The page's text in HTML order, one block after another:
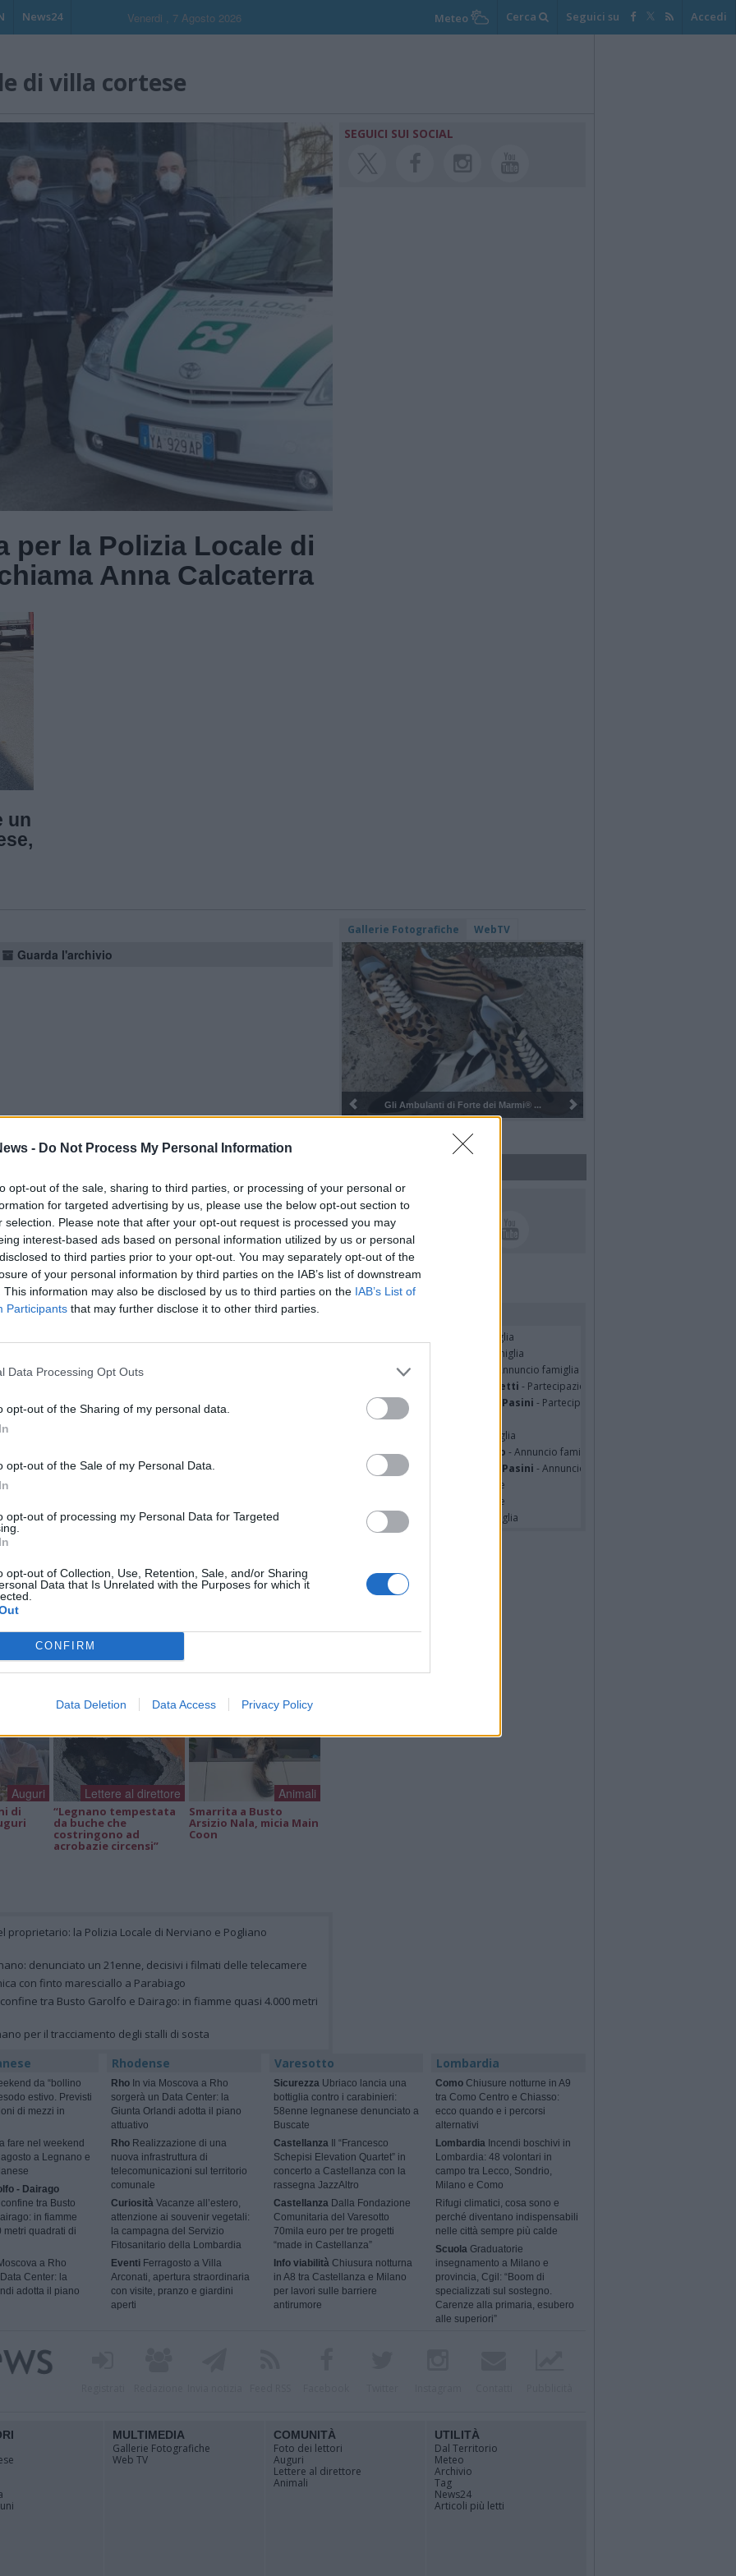
- Do Not Process My Personal Information
opt-out of the sale, sharing to third parties, or processing of your personal or
for targeted advertising by us, please use the below opt-out section to
selection. Please note that after your opt-out request is processed you may
interest-based ads based on personal information utilized by us or personal
to third parties prior to your opt-out. You may separately opt-out of the
of your personal information by third parties on the IAB’s list of downstream
This information may also be disclosed by us to third parties on the IAB’s List of
Participants that may further disclose it to other third parties.
Data Processing Opt Outs
opt-out of the Sharing of my personal data.
opt-out of the Sale of my Personal Data.
opt-out of processing my Personal Data for Targeted
opt-out of Collection, Use, Retention, Sale, and/or Sharing
Data that Is Unrelated with the Purposes for which it
CONFIRM
Data Deletion Data Access Privacy Policy
News24 Venerdi , 7 Agosto 2026 Meteo Cerca Seguici su Accedi
di villa cortese
per la Polizia Locale di
Anna Calcaterra
SEGUICI SUI SOCIAL
un
Guarda l'archivio
Gallerie Fotografiche WebTV
Pulizia del bosco del Rugareto a ...
non va in ferie: ogni
per te
propone un appuntamento diverso ogni sera, tra
laboratori creativi, sfide musicali e burraco
Auguri
di
Lettere al direttore
“Legnano tempestata
da buche che
costringono ad
acrobazie circensi”
Animali
Smarrita a Busto
Arsizio Nala, micia Main
Coon
proprietario: la Polizia Locale di Nerviano e Pogliano
denunciato un 21enne, decisivi i filmati delle telecamere
con finto maresciallo a Parabiago
tra Busto Garolfo e Dairago: in fiamme quasi 4.000 metri
per il tracciamento degli stalli di sosta
SEGUICI SUI SOCIAL
- Annuncio famiglia
- Annuncio famiglia
Ginette Pedotti ved. Urbini
- Annuncio famiglia
Gianfranco Schieroni Giacometti - Partecipazione
Clementina Martinenghi ved. Pasini - Partecipazione
Marian Jasik
- Annuncio famiglia
Teresa Squicciarini ved. Greco - Annuncio famiglia
Clementina Martinenghi ved. Pasini - Annuncio famiglia
- Partecipazione
- Partecipazione
Anthony Napoli
- Annuncio famiglia
da “bollino
estivo. Previsti
di mezzi in
fare nel weekend
a Legnano e
- Dairago
tra Busto
in fiamme
metri quadrati di
a Rho
Center: la
adotta il piano
Rhodense
Rho In via Moscova a Rho
sorgerà un Data Center: la
Giunta Orlandi adotta il piano
attuativo
Rho Realizzazione di una
nuova infrastruttura di
telecomunicazioni sul territorio
comunale
Curiosità Vacanze all’estero,
attenzione ai souvenir vegetali:
la campagna del Servizio
Fitosanitario della Lombardia
Eventi Ferragosto a Villa
Arconati, apertura straordinaria
con visite, pranzo e giardini
aperti
Varesotto
SicurezzaUbriaco lancia una
bottiglia contro i carabinieri:
58enne legnanese denunciato a
Buscate
CastellanzaIl “Francesco
Schepisi Elevation Quartet” in
concerto a Castellanza con la
rassegna JazzAltro
CastellanzaDalla Fondazione
Comunitaria del Varesotto
70mila euro per tre progetti
“made in Castellanza”
Info viabilitàChiusura notturna
in A8 tra Castellanza e Milano
per lavori sulle barriere
antirumore
Lombardia
Como Chiusure notturne in A9
tra Como Centro e Chiasso:
ecco quando e i percorsi
alternativi
Lombardia Incendi boschivi in
Lombardia: 48 volontari in
campo tra Lecco, Sondrio,
Milano e Como
Rifugi climatici, cosa sono e
perché diventano indispensabili
nelle città sempre più calde
Scuola Graduatorie
insegnamento a Milano e
provincia, Cgil: “Boom di
specializzati sul sostegno.
Carenze alla primaria, esubero
alle superiori”
MULTIMEDIA
Gallerie Fotografiche
Web TV
COMUNITÀ
Foto dei lettori
Auguri
Lettere al direttore
Animali
UTILITÀ
Dal Territorio
Meteo
Archivio
Tag
News24
Articoli più letti